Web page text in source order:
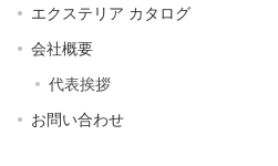
エクステリア カタログ
会社概要
代表挨拶
お問い合わせ